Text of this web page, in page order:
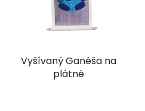
Vyšívaný Ganéša na
plátně